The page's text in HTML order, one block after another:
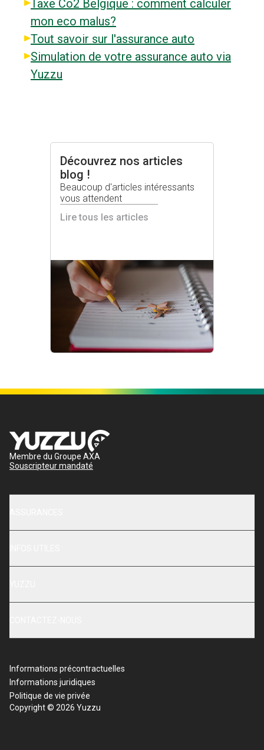
Taxe Co2 Belgique : comment calculer
mon eco malus?
Tout savoir sur l'assurance auto
Simulation de votre assurance auto via
Yuzzu
Découvrez nos articles
blog !
Beaucoup d'articles intéressants
vous attendent
Lire tous les articles
Membre du Groupe AXA
Souscripteur mandaté
Informations précontractuelles
Informations juridiques
Politique de vie privée
Copyright © 2026 Yuzzu